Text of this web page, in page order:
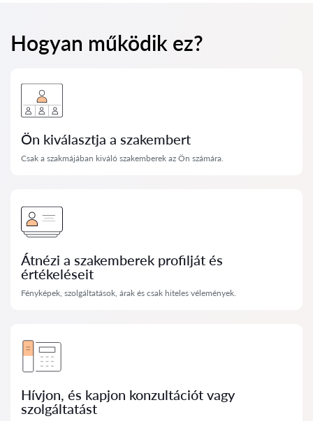
Hogyan működik ez?
Ön kiválasztja a szakembert
Csak a szakmájában kiváló szakemberek az Ön számára.
Átnézi a szakemberek profilját és
értékeléseit
Fényképek, szolgáltatások, árak és csak hiteles vélemények.
Hívjon, és kapjon konzultációt vagy
szolgáltatást